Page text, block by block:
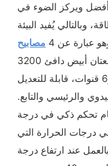
أفضل ويركز الضوء في
عبارة عن 4
واط (قطعتان أبيض نقي 5600 كلفن + قطعتان أبيض دافئ 3200
كلفن)، بقوة 220 واط. يحتوي على قناتين و6 قنوات، قابلة للتعديل
والرئيسي والتابع.
تحكم ذكي في درجة
درجات الحرارة التي
بالعمل عند ارتفاع درجة